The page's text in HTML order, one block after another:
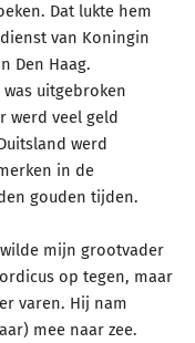
Dat lukte hem
van Koningin
Den Haag.
uitgebroken
werd veel geld
werd
in de
gouden tijden.
mijn grootvader
op tegen, maar
varen. Hij nam
mee naar zee.